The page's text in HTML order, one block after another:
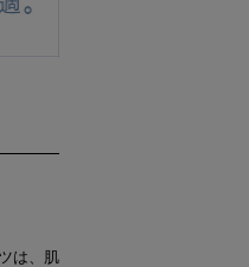
は、肌